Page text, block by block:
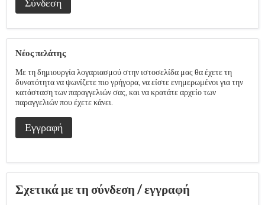
Νέος πελάτης
Με τη δημιουργία λογαριασμού στην ιστοσελίδα μας θα έχετε τη
δυνατότητα να ψωνίζετε πιο γρήγορα, να είστε ενημερωμένοι για την
κατάσταση των παραγγελιών σας, και να κρατάτε αρχείο των
παραγγελιών που έχετε κάνει.
Εγγραφή
Σχετικά με τη σύνδεση / εγγραφή